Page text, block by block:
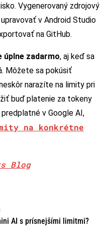
Vygenerovaný zdrojový
v Android Studio
na GitHub.
úplne zadarmo, aj keď sa
Môžete sa pokúsiť
narazíte na limity pri
buď platenie za tokeny
v Google AI,
na konkrétne
Blog
AI s prísnejšími limitmi?